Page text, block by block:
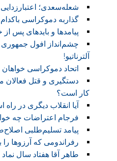
شعله‌سعدی؛ اعتبارزدایی
گذاربه دموکراسی
پیامدها و بایدهای پس
چشم‌انداز افول
آلترناتیو!
اتحاد دموکراسی
دستگیری و قتل
کار است؟
آیا انقلاب دیگری در
فرجام اعتراضات چه
پیامد تسلیم‌طلبی
رفراندومی که آرزوها را
طاهر آقا هفتاد سال